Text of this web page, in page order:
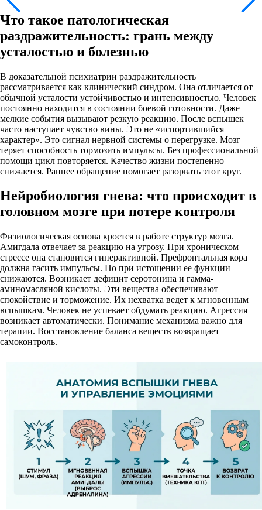
Что такое патологическая
раздражительность: грань между
усталостью и болезнью
В доказательной психиатрии раздражительность
рассматривается как клинический синдром. Она отличается от
обычной усталости устойчивостью и интенсивностью. Человек
постоянно находится в состоянии боевой готовности. Даже
мелкие события вызывают резкую реакцию. После вспышек
часто наступает чувство вины. Это не «испортившийся
характер». Это сигнал нервной системы о перегрузке. Мозг
теряет способность тормозить импульсы. Без профессиональной
помощи цикл повторяется. Качество жизни постепенно
снижается. Раннее обращение помогает разорвать этот круг.
Нейробиология гнева: что происходит в
головном мозге при потере контроля
Физиологическая основа кроется в работе структур мозга.
Амигдала отвечает за реакцию на угрозу. При хроническом
стрессе она становится гиперактивной. Префронтальная кора
должна гасить импульсы. Но при истощении ее функции
снижаются. Возникает дефицит серотонина и гамма-
аминомасляной кислоты. Эти вещества обеспечивают
спокойствие и торможение. Их нехватка ведет к мгновенным
вспышкам. Человек не успевает обдумать реакцию. Агрессия
возникает автоматически. Понимание механизма важно для
терапии. Восстановление баланса веществ возвращает
самоконтроль.